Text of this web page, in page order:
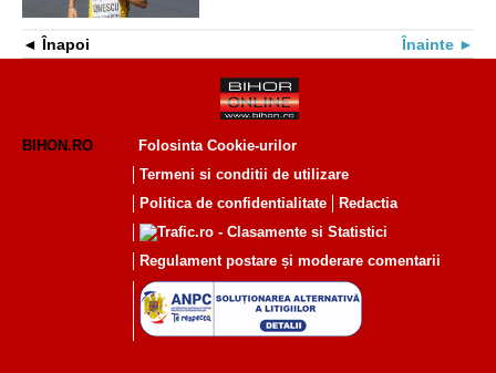
Înapoi Înainte
BIHON.RO
Folosinta Cookie-urilor
Termeni si conditii de utilizare
Politica de confidentialitate
Redactia
Regulament postare și moderare comentarii